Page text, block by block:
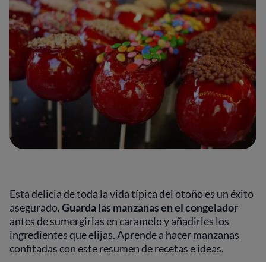
Esta delicia de toda la vida típica del otoño es un éxito
asegurado.Guarda las manzanas en el congelador
antes de sumergirlas en caramelo y añadirles los
ingredientes que elijas. Aprende a hacer manzanas
confitadas con este resumen de recetas e ideas.